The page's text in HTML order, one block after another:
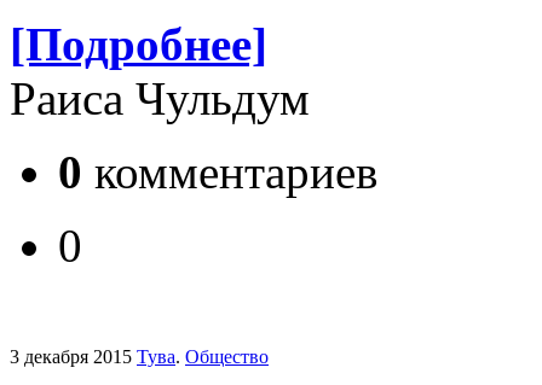
[Подробнее]
Раиса Чульдум
0 комментариев
0
3 декабря 2015 Тува. Общество